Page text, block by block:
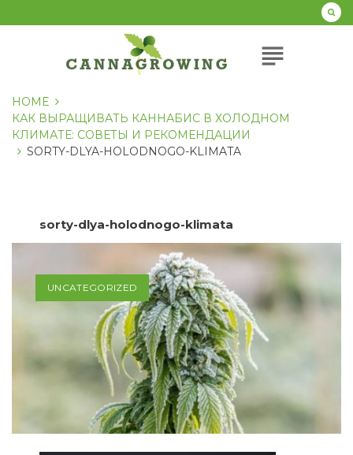
к
subject
HOME
КАК ВЫРАЩИВАТЬ КАННАБИС В ХОЛОДНОМ
КЛИМАТЕ: СОВЕТЫ И РЕКОМЕНДАЦИИ
SORTY-DLYA-HOLODNOGO-KLIMATA
sorty-dlya-holodnogo-klimata
UNCATEGORIZED